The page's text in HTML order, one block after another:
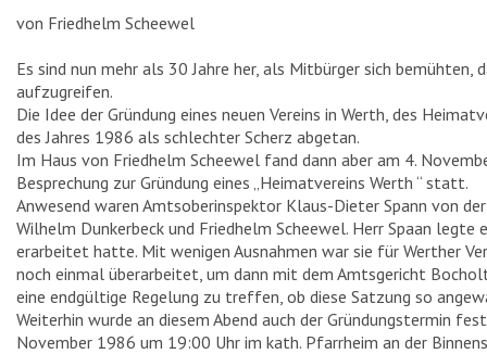
TURMWINDMÜHLE
RATHAUS
HEIMATHAUS
HAUS SCHNIEDER
EVANGELISCHE KIRCHE
KATHOLISCHE KIRCHE
EHRENMAL
von Friedhelm Scheewel
Es sind nun mehr als 30 Jahre her, als Mitbürger sich bemühten,
aufzugreifen.
Die Idee der Gründung eines neuen Vereins in Werth, des
des Jahres 1986 als schlechter Scherz abgetan.
Im Haus von Friedhelm Scheewel fand dann aber am 4.
Besprechung zur Gründung eines „Heimatvereins Werth “ statt.
Anwesend waren Amtsoberinspektor Klaus-Dieter Spann von
Wilhelm Dunkerbeck und Friedhelm Scheewel. Herr Spaan legte
erarbeitet hatte. Mit wenigen Ausnahmen war sie für Werther
noch einmal überarbeitet, um dann mit dem Amtsgericht
eine endgültige Regelung zu treffen, ob diese Satzung so
Weiterhin wurde an diesem Abend auch der Gründungstermin
November 1986 um 19:00 Uhr im kath. Pfarrheim an der